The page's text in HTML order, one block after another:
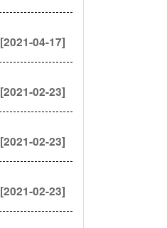
[2021-04-17]
[2021-02-23]
[2021-02-23]
[2021-02-23]